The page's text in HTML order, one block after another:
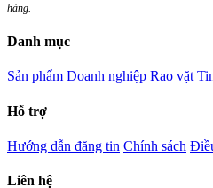
hàng.
Danh mục
Sản phẩm Doanh nghiệp Rao vặt
Hỗ trợ
Hướng dẫn đăng tin Chính sách
Liên hệ